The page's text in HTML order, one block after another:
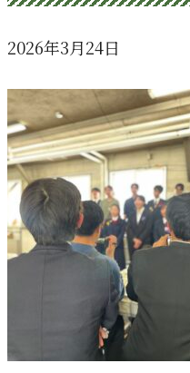
2026年3月24日